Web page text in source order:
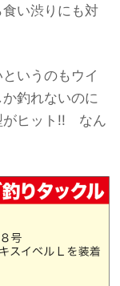
い渋りにも対
いうのもウイ
釣れないのに
がヒット!! なん